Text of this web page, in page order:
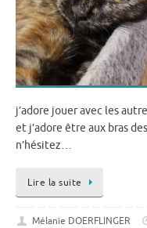
j’adore jouer avec les
et j’adore être aux bras
n’hésitez…
Lire la suite
Mélanie DOERFLINGER